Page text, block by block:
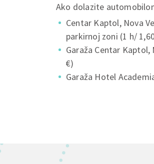
Ako dolazite
Centar Kaptol, Nova
parkirnoj zoni (1 h/
Garaža Centar Kaptol,
€)
Garaža Hotel